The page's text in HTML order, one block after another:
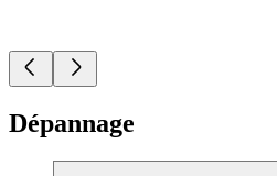
Dépannage